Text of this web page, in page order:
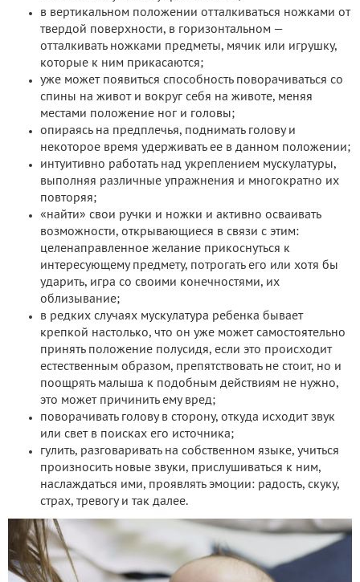
в вертикальном положении отталкиваться ножками от
твердой поверхности, в горизонтальном —
отталкивать ножками предметы, мячик или игрушку,
которые к ним прикасаются;
уже может появиться способность поворачиваться со
спины на живот и вокруг себя на животе, меняя
местами положение ног и головы;
опираясь на предплечья, поднимать голову и
некоторое время удерживать ее в данном положении;
интуитивно работать над укреплением мускулатуры,
выполняя различные упражнения и многократно их
повторяя;
«найти» свои ручки и ножки и активно осваивать
возможности, открывающиеся в связи с этим:
целенаправленное желание прикоснуться к
интересующему предмету, потрогать его или хотя бы
ударить, игра со своими конечностями, их
облизывание;
в редких случаях мускулатура ребенка бывает
крепкой настолько, что он уже может самостоятельно
принять положение полусидя, если это происходит
естественным образом, препятствовать не стоит, но и
поощрять малыша к подобным действиям не нужно,
это может причинить ему вред;
поворачивать голову в сторону, откуда исходит звук
или свет в поисках его источника;
гулить, разговаривать на собственном языке, учиться
произносить новые звуки, прислушиваться к ним,
наслаждаться ими, проявлять эмоции: радость, скуку,
страх, тревогу и так далее.